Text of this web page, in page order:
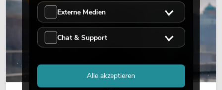
Externe Medien
Chat & Support
Alle akzeptieren